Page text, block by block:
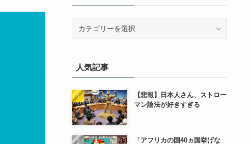
人気記事
【悲報】日本人さん、ストロー
マン論法が好きすぎる
「アフリカの国40ヵ国挙げな